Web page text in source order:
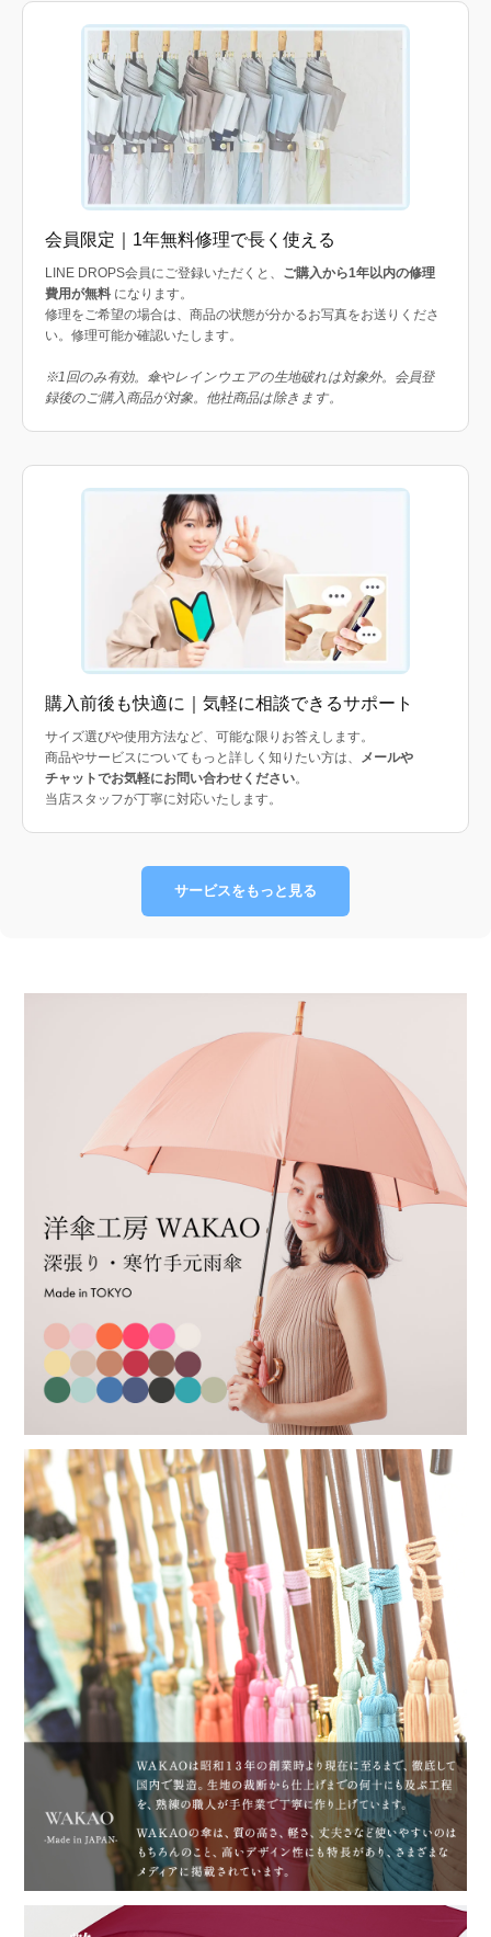
会員限定｜1年無料修理で長く使える
LINE DROPS会員にご登録いただくと、 ご購入から1年以内の修理
費用が無料 になります。
修理をご希望の場合は、商品の状態が分かるお写真をお送りくださ
い。修理可能か確認いたします。
※1回のみ有効。傘やレインウエアの生地破れは対象外。会員登
録後のご購入商品が対象。他社商品は除きます。
購入前後も快適に｜気軽に相談できるサポート
サイズ選びや使用方法など、可能な限りお答えします。
商品やサービスについてもっと詳しく知りたい方は、
メールや
チャットでお気軽にお問い合わせください。
当店スタッフが丁寧に対応いたします。
サービスをもっと見る